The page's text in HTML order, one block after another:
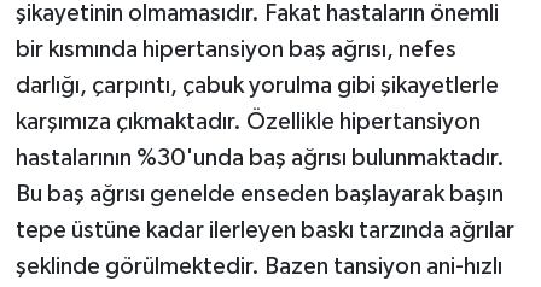
şikayetinin olmamasıdır. Fakat hastaların önemli
bir kısmında hipertansiyon baş ağrısı, nefes
darlığı, çarpıntı, çabuk yorulma gibi şikayetlerle
karşımıza çıkmaktadır. Özellikle hipertansiyon
hastalarının %30'unda baş ağrısı bulunmaktadır.
Bu baş ağrısı genelde enseden başlayarak başın
tepe üstüne kadar ilerleyen baskı tarzında ağrılar
şeklinde görülmektedir. Bazen tansiyon ani-hızlı